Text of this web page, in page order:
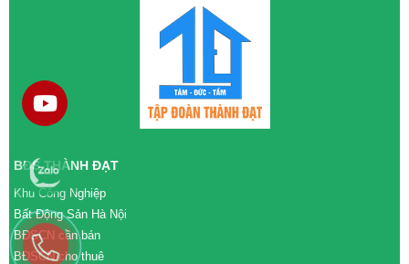
BĐS THÀNH ĐẠT
Khu Công Nghiệp
Bất Động Sản Hà Nội
BĐSCN cần bán
BĐSCN cho thuê